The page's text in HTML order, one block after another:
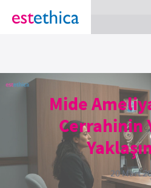
section Service {
Mide
Cerrahinin
20 Mart